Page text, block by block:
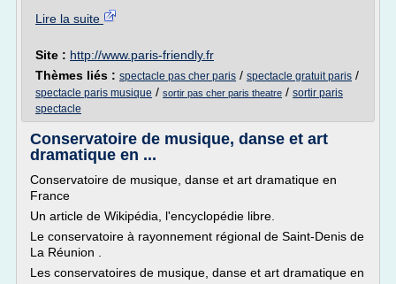
Lire la suite
Site : http://www.paris-friendly.fr
Thèmes liés : spectacle pas cher paris / spectacle gratuit paris /
spectacle paris musique / sortir pas cher paris theatre / sortir paris
spectacle
Conservatoire de musique, danse et art
dramatique en ...
Conservatoire de musique, danse et art dramatique en
France
Un article de Wikipédia, l'encyclopédie libre.
Le conservatoire à rayonnement régional de Saint-Denis de
La Réunion .
Les conservatoires de musique, danse et art dramatique en